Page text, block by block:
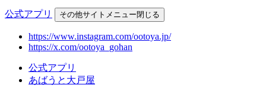
公式アプリ その他サイトメニュー閉じる
https://www.instagram.com/ootoya.jp/
https://x.com/ootoya_gohan
公式アプリ
あばうと大戸屋